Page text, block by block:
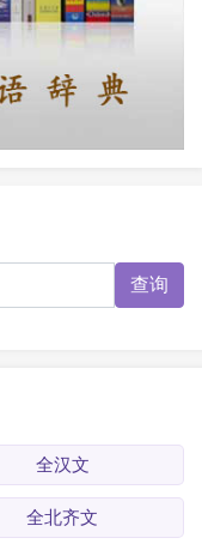
查询
全汉文
全北齐文